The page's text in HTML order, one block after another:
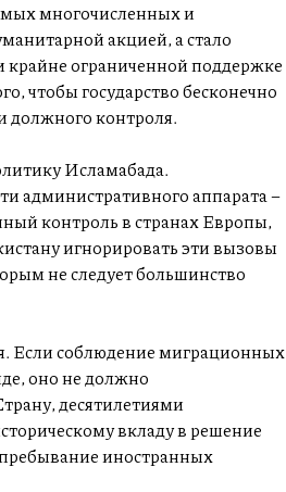
многочисленных и
акцией, а стало
крайне ограниченной поддержке
чтобы государство бесконечно
должного контроля.
Исламабада.
административного аппарата –
контроль в странах Европы,
игнорировать эти вызовы
не следует большинство
Если соблюдение миграционных
оно не должно
десятилетиями
вкладу в решение
иностранных